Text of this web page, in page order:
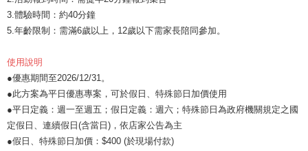
3.體驗時間：約40分鐘
5.年齡限制：需滿6歲以上，12歲以下需家長陪同參加。
使用說明
●優惠期間至2026/12/31。
●此方案為平日優惠專案，可於假日、特殊節日加價使用
●平日定義：週一至週五；假日定義：週六；特殊節日為政府機關規定之國
定假日、連續假日(含當日)，依店家公告為主
●假日、特殊節日加價：$400 (於現場付款)